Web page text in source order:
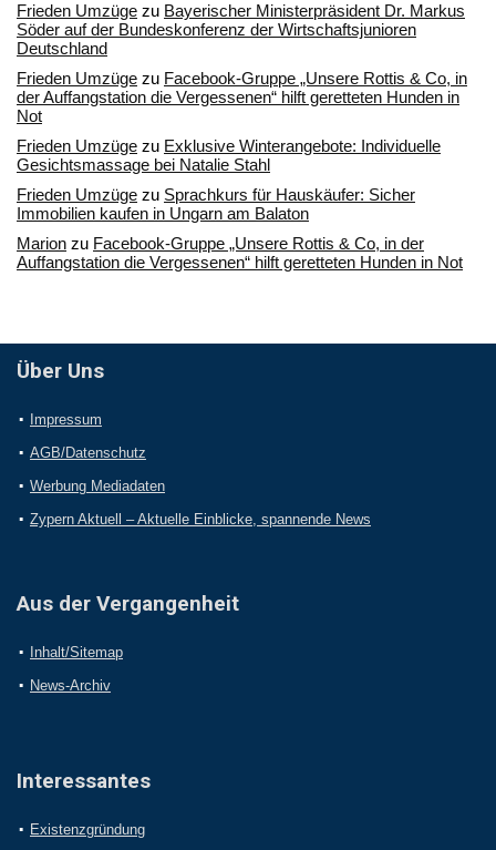
Frieden Umzüge zu Bayerischer Ministerpräsident Dr. Markus
Söder auf der Bundeskonferenz der Wirtschaftsjunioren
Deutschland
Frieden Umzüge zu Facebook-Gruppe „Unsere Rottis & Co, in
der Auffangstation die Vergessenen“ hilft geretteten Hunden in
Not
Frieden Umzüge zu Exklusive Winterangebote: Individuelle
Gesichtsmassage bei Natalie Stahl
Frieden Umzüge zu Sprachkurs für Hauskäufer: Sicher
Immobilien kaufen in Ungarn am Balaton
Marion zu Facebook-Gruppe „Unsere Rottis & Co, in der
Auffangstation die Vergessenen“ hilft geretteten Hunden in Not
Über Uns
Impressum
AGB/Datenschutz
Werbung Mediadaten
Zypern Aktuell – Aktuelle Einblicke, spannende News
Aus der Vergangenheit
Inhalt/Sitemap
News-Archiv
Interessantes
Existenzgründung